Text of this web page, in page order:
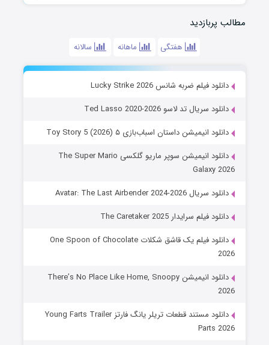
مطالب پربازدید
هفتگی ماهانه سالانه
دانلود فیلم ضربه شانس Lucky Strike 2026
دانلود سریال تد لاسو Ted Lasso 2020-2026
دانلود انیمیشن داستان اسباب‌بازی ۵ Toy Story 5 (2026)
دانلود انیمیشن سوپر ماریو گلکسی The Super Mario
Galaxy 2026
دانلود سریال Avatar: The Last Airbender 2024-2026
دانلود فیلم سرایدار The Caretaker 2025
دانلود فیلم یک قاشق شکلات One Spoon of Chocolate
2026
دانلود انیمیشن There’s No Place Like Home, Snoopy
2026
دانلود مستند قطعات تریلر یانگ فارتز Young Farts Trailer
Parts 2026